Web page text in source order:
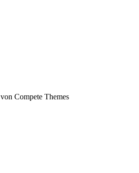
von Compete Themes